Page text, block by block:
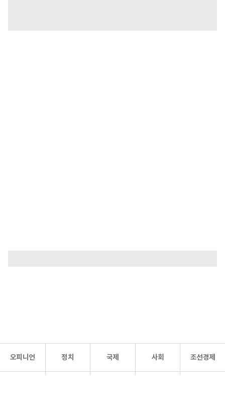
오피니언 정치 국제 사회 조선경제